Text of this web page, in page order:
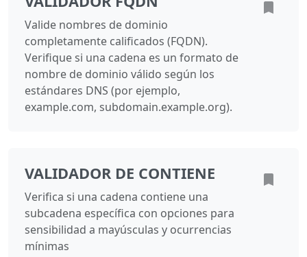
Valide nombres de dominio
completamente calificados (FQDN).
Verifique si una cadena es un formato de
nombre de dominio válido según los
estándares DNS (por ejemplo,
example.com, subdomain.example.org).
VALIDADOR DE CONTIENE
Verifica si una cadena contiene una
subcadena específica con opciones para
sensibilidad a mayúsculas y ocurrencias
mínimas